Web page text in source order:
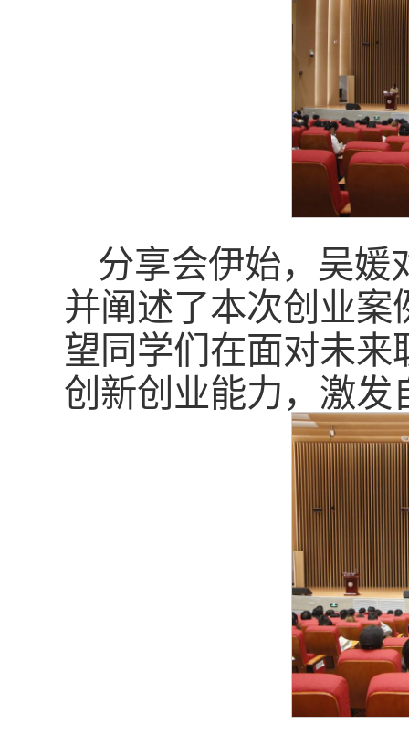
分享会伊始，吴媛
并阐述了本次创业
望同学们在面对未
创新创业能力，激